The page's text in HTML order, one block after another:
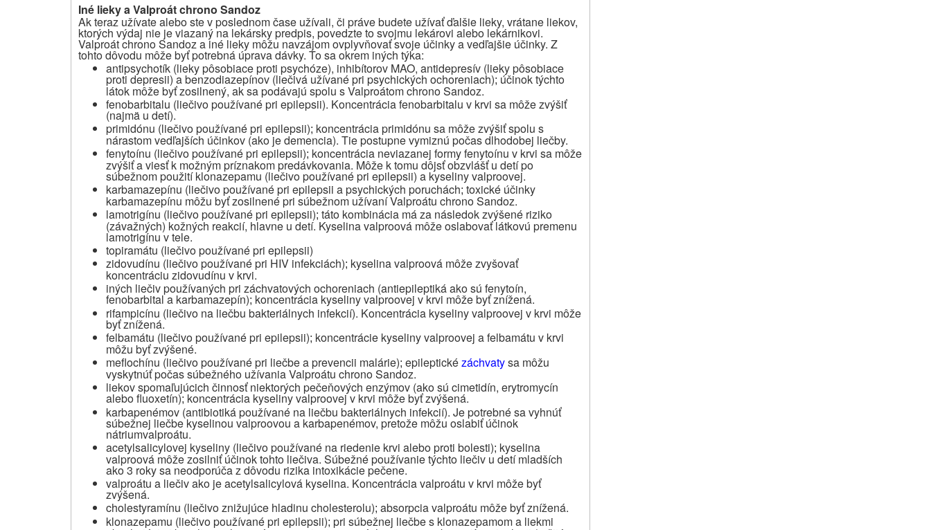
Iné lieky a Valproát chrono Sandoz
Ak teraz užívate alebo ste v poslednom čase užívali, či práve budete užívať ďalšie lieky, vrátane liekov,
ktorých výdaj nie je viazaný na lekársky predpis, povedzte to svojmu lekárovi alebo lekárnikovi.
Valproát chrono Sandoz a iné lieky môžu navzájom ovplyvňovať svoje účinky a vedľajšie účinky. Z
tohto dôvodu môže byť potrebná úprava dávky. To sa okrem iných týka:
antipsychotík (lieky pôsobiace proti psychóze), inhibítorov MAO, antidepresív (lieky pôsobiace
proti depresii) a benzodiazepínov (liečivá užívané pri psychických ochoreniach); účinok týchto
látok môže byť zosilnený, ak sa podávajú spolu s Valproátom chrono Sandoz.
fenobarbitalu (liečivo používané pri epilepsii). Koncentrácia fenobarbitalu v krvi sa môže zvýšiť
(najmä u detí).
primidónu (liečivo používané pri epilepsii); koncentrácia primidónu sa môže zvýšiť spolu s
nárastom vedľajších účinkov (ako je demencia). Tie postupne vymiznú počas dlhodobej liečby.
fenytoínu (liečivo používané pri epilepsii); koncentrácia neviazanej formy fenytoínu v krvi sa môže
zvýšiť a viesť k možným príznakom predávkovania. Môže k tomu dôjsť obzvlášť u detí po
súbežnom použití klonazepamu (liečivo používané pri epilepsii) a kyseliny valproovej.
karbamazepínu (liečivo používané pri epilepsii a psychických poruchách; toxické účinky
karbamazepínu môžu byť zosilnené pri súbežnom užívaní Valproátu chrono Sandoz.
lamotrigínu (liečivo používané pri epilepsii); táto kombinácia má za následok zvýšené riziko
(závažných) kožných reakcií, hlavne u detí. Kyselina valproová môže oslabovať látkovú premenu
lamotrigínu v tele.
topiramátu (liečivo používané pri epilepsii)
zidovudínu (liečivo používané pri HIV infekciách); kyselina valproová môže zvyšovať
koncentráciu zidovudínu v krvi.
iných liečiv používaných pri záchvatových ochoreniach (antiepileptiká ako sú fenytoín,
fenobarbital a karbamazepín); koncentrácia kyseliny valproovej v krvi môže byť znížená.
rifampicínu (liečivo na liečbu bakteriálnych infekcií). Koncentrácia kyseliny valproovej v krvi môže
byť znížená.
felbamátu (liečivo používané pri epilepsii); koncentrácie kyseliny valproovej a felbamátu v krvi
môžu byť zvýšené.
meflochínu (liečivo používané pri liečbe a prevencii malárie); epileptickézáchvatysa môžu
vyskytnúť počas súbežného užívania Valproátu chrono Sandoz.
liekov spomaľujúcich činnosť niektorých pečeňových enzýmov (ako sú cimetidín, erytromycín
alebo fluoxetín); koncentrácia kyseliny valproovej v krvi môže byť zvýšená.
karbapenémov (antibiotiká používané na liečbu bakteriálnych infekcií). Je potrebné sa vyhnúť
súbežnej liečbe kyselinou valproovou a karbapenémov, pretože môžu oslabiť účinok
nátriumvalproátu.
acetylsalicylovej kyseliny (liečivo používané na riedenie krvi alebo proti bolesti); kyselina
valproová môže zosilniť účinok tohto liečiva. Súbežné používanie týchto liečiv u detí mladších
ako 3 roky sa neodporúča z dôvodu rizika intoxikácie pečene.
valproátu a liečiv ako je acetylsalicylová kyselina. Koncentrácia valproátu v krvi môže byť
zvýšená.
cholestyramínu (liečivo znižujúce hladinu cholesterolu); absorpcia valproátu môže byť znížená.
klonazepamu (liečivo používané pri epilepsii); pri súbežnej liečbe s klonazepamom a liekmi